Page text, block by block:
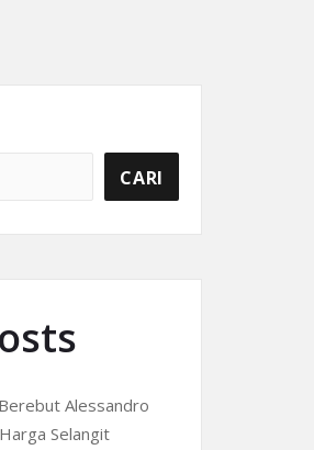
CARI
Alessandro
Selangit